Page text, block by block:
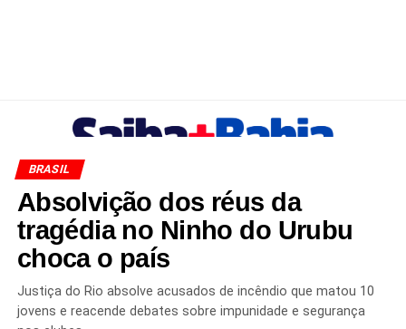
BRASIL
Absolvição dos réus da
tragédia no Ninho do Urubu
choca o país
Justiça do Rio absolve acusados de incêndio que matou 10
jovens e reacende debates sobre impunidade e segurança